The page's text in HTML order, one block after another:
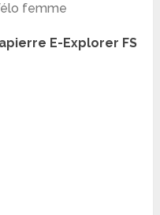
femme
E-Explorer FS